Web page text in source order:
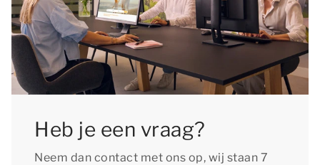
Heb je een vraag?
Neem dan contact met ons op, wij staan 7